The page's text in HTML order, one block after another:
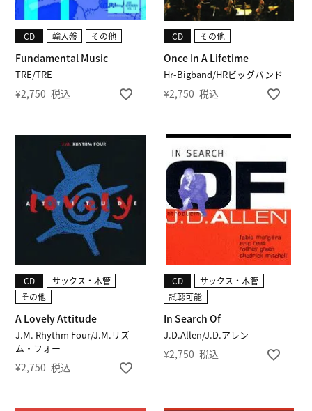
TRE/TRE
Fundamental Music
CD 輸入盤 その他
¥2,750 税込
Hr-Bigband/HRビッグバンド
Once In A Lifetime
CD その他
¥2,750 税込
J.M. Rhythm Four/J.M.リズ
ム・フォー
A Lovely Attitude
CD
サックス・木管
その他
¥2,750 税込
J.D.Allen/J.D.アレン
In Search Of
CD
サックス・木管
試聴可能
¥2,750 税込